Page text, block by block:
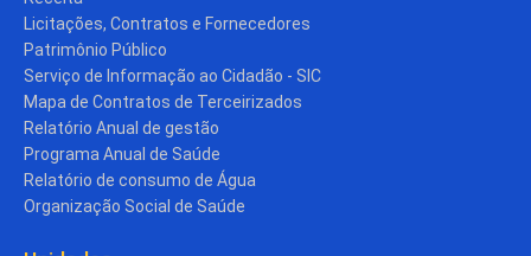
Licitações, Contratos e Fornecedores
Patrimônio Público
Serviço de Informação ao Cidadão - SIC
Mapa de Contratos de Terceirizados
Relatório Anual de gestão
Programa Anual de Saúde
Relatório de consumo de Água
Organização Social de Saúde